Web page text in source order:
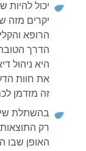
יכול
יקרים מזה
הרופא
הדרך
היא ניהול
את חוות
זה מזדמן
בהשתלת
רק
האופן שבו